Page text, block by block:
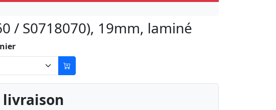
/ S0718070), 19mm, laminé